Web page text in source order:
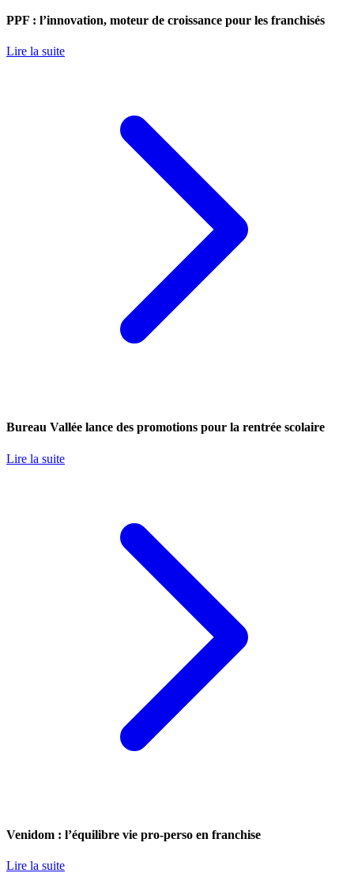
PPF : l’innovation, moteur de croissance pour les franchisés
Lire la suite
Bureau Vallée lance des promotions pour la rentrée scolaire
Lire la suite
Venidom : l’équilibre vie pro-perso en franchise
Lire la suite